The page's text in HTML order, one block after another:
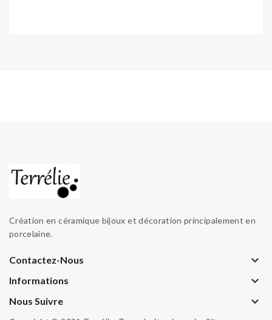
Création en céramique bijoux et décoration principalement en
porcelaine.
Contactez-Nous keyboard_arrow_down
Informations keyboard_arrow_down
Nous Suivre keyboard_arrow_down